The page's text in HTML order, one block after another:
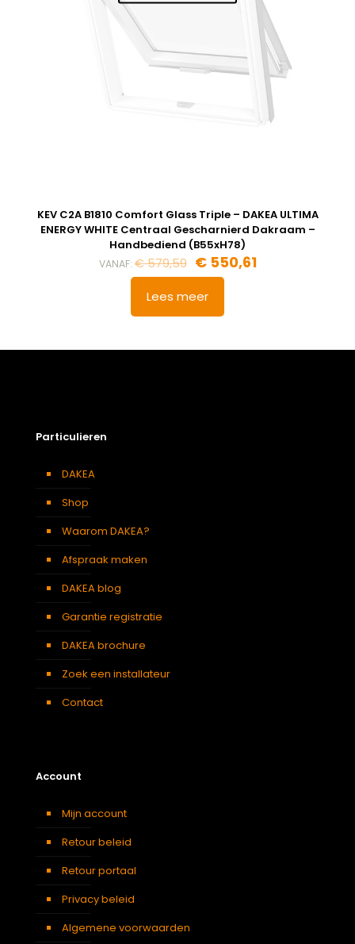
Afmeting dakraam 55 x 78 cm – C2A
Dressing Eetkamer
Zolder ,Badkamer
Slaapkamer, Garage
Keuken
Woonkamer
SSR C2A DAKEA Rolluik op zonne-energie (B55xH78)
Kantoor,Keuken,Toilet
Traphal,Woonkamer
KEV C2A B1810 Comfort Glass Triple – DAKEA ULTIMA
ENERGY WHITE Centraal Gescharnierd Dakraam –
Handbediend (B55xH78)
VANAF:€579,59 €550,61
Lees meer
Particulieren
DAKEA
Shop
Waarom DAKEA?
Afspraak maken
DAKEA blog
Garantie registratie
DAKEA brochure
Zoek een installateur
Contact
Account
Mijn account
Retour beleid
Retour portaal
Privacy beleid
Algemene voorwaarden